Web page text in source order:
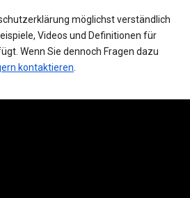
möglichst verständlich
Videos und Definitionen für
Wenn Sie dennoch Fragen dazu
kontaktieren